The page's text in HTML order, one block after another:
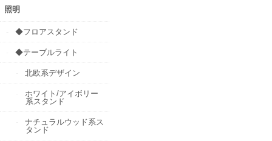
照明
◆フロアスタンド
◆テーブルライト
北欧系デザイン
ホワイト/アイボリー
系スタンド
ナチュラルウッド系ス
タンド